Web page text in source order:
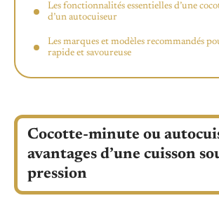
Les fonctionnalités essentielles d’une
d’un autocuiseur
Les marques et modèles recommandés
rapide et savoureuse
Cocotte-minute ou
avantages d’une cuisson
pression